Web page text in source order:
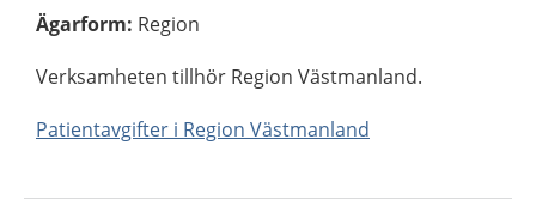
Ägarform: Region
Verksamheten tillhör Region Västmanland.
Patientavgifter i Region Västmanland